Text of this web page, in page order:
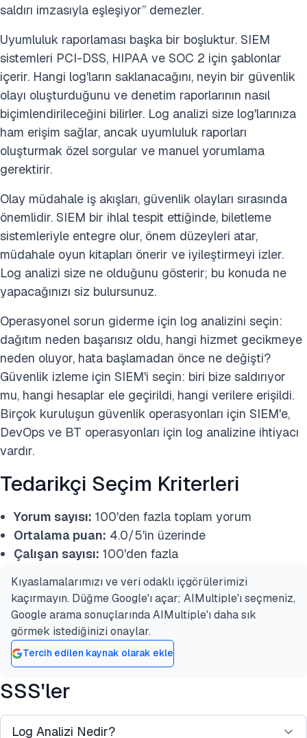
saldırı imzasıyla eşleşiyor” demezler.
Uyumluluk raporlaması başka bir boşluktur. SIEM
sistemleri PCI-DSS, HIPAA ve SOC 2 için şablonlar
içerir. Hangi log'ların saklanacağını, neyin bir güvenlik
olayı oluşturduğunu ve denetim raporlarının nasıl
biçimlendirileceğini bilirler. Log analizi size log'larınıza
ham erişim sağlar, ancak uyumluluk raporları
oluşturmak özel sorgular ve manuel yorumlama
gerektirir.
Olay müdahale iş akışları, güvenlik olayları sırasında
önemlidir. SIEM bir ihlal tespit ettiğinde, biletleme
sistemleriyle entegre olur, önem düzeyleri atar,
müdahale oyun kitapları önerir ve iyileştirmeyi izler.
Log analizi size ne olduğunu gösterir; bu konuda ne
yapacağınızı siz bulursunuz.
Operasyonel sorun giderme için log analizini seçin:
dağıtım neden başarısız oldu, hangi hizmet gecikmeye
neden oluyor, hata başlamadan önce ne değişti?
Güvenlik izleme için SIEM'i seçin: biri bize saldırıyor
mu, hangi hesaplar ele geçirildi, hangi verilere erişildi.
Birçok kuruluşun güvenlik operasyonları için SIEM'e,
DevOps ve BT operasyonları için log analizine ihtiyacı
vardır.
Tedarikçi Seçim Kriterleri
Yorum sayısı: 100'den fazla toplam yorum
Ortalama puan: 4.0/5'in üzerinde
Çalışan sayısı: 100'den fazla
Kıyaslamalarımızı ve veri odaklı içgörülerimizi
kaçırmayın. Düğme Google'ı açar; AIMultiple'ı seçmeniz,
Google arama sonuçlarında AIMultiple'ı daha sık
görmek istediğinizi onaylar.
Tercih edilen kaynak olarak ekle
SSS'ler
Log Analizi Nedir?